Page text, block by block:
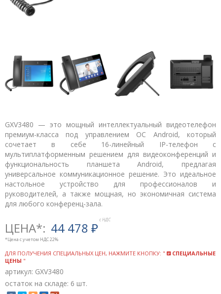
GXV3480 — это мощный интеллектуальный видеотелефон
премиум-класса под управлением ОС Android, который
сочетает в себе 16-линейный IP-телефон с
мультиплатформенным решением для видеоконференций и
функциональность планшета Android, предлагая
универсальное коммуникационное решение. Это идеальное
настольное устройство для профессионалов и
руководителей, а также мощная, но экономичная система
для любого конференц-зала.
ЦЕНА*: 44 478 ₽
*Цена с учетом НДС 22%
ДЛЯ ПОЛУЧЕНИЯ СПЕЦИАЛЬНЫХ ЦЕН, НАЖМИТЕ КНОПКУ: "
СПЕЦИАЛЬНЫЕ
ЦЕНЫ "
артикул: GXV3480
остаток на складе: 6 шт.